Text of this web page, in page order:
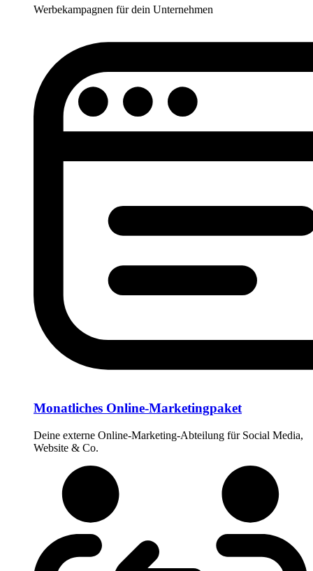
Werbekampagnen für dein Unternehmen
Monatliches Online-Marketingpaket
Deine externe Online-Marketing-Abteilung für Social Media,
Website & Co.